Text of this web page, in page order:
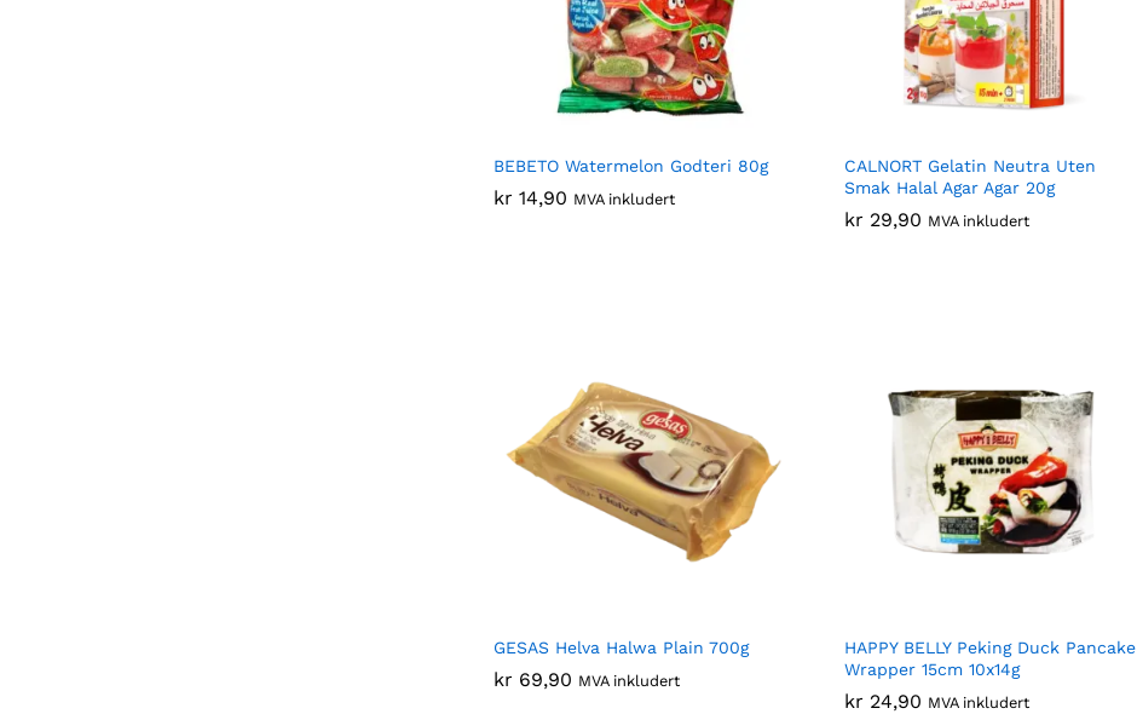
BEBETO Watermelon Godteri 80g
kr 14,90 MVA inkludert
kr 14,90
CALNORT Gelatin Neutra Uten
Smak Halal Agar Agar 20g
kr 29,90 MVA inkludert
kr 29,90
GESAS Helva Halwa Plain 700g
kr 69,90 MVA inkludert
kr 69,90
HAPPY BELLY Peking Duck Pancake
Wrapper 15cm 10x14g
kr 24,90 MVA inkludert
kr 24,90